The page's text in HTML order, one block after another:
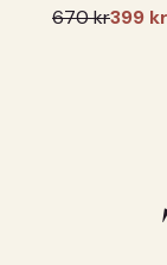
670kr399 kr